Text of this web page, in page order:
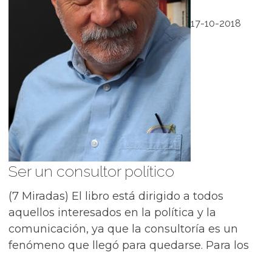
17-10-2018
Ser un consultor político
(7 Miradas) El libro está dirigido a todos
aquellos interesados en la política y la
comunicación, ya que la consultoría es un
fenómeno que llegó para quedarse. Para los